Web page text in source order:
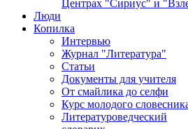
Центрах "Сириус" и
Люди
Копилка
Интервью
Журнал "Литература"
Статьи
Документы для учителя
От смайлика до селфи
Курс молодого
Литературоведческий